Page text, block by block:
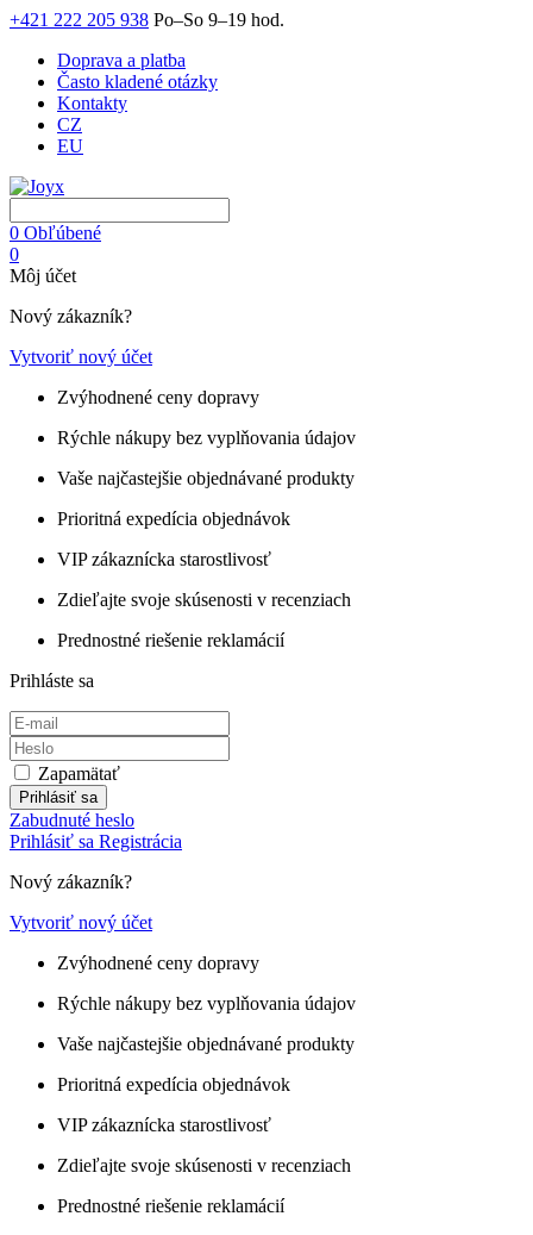
+421 222 205 938 Po–So 9–19 hod.
Doprava a platba
Často kladené otázky
Kontakty
CZ
EU
0 Obľúbené
0
Môj účet
Nový zákazník?
Vytvoriť nový účet
Zvýhodnené ceny dopravy
Rýchle nákupy bez vyplňovania údajov
Vaše najčastejšie objednávané produkty
Prioritná expedícia objednávok
VIP zákaznícka starostlivosť
Zdieľajte svoje skúsenosti v recenziach
Prednostné riešenie reklamácií
Prihláste sa
Zapamätať
Prihlásiť sa
Zabudnuté heslo
Prihlásiť sa Registrácia
Nový zákazník?
Vytvoriť nový účet
Zvýhodnené ceny dopravy
Rýchle nákupy bez vyplňovania údajov
Vaše najčastejšie objednávané produkty
Prioritná expedícia objednávok
VIP zákaznícka starostlivosť
Zdieľajte svoje skúsenosti v recenziach
Prednostné riešenie reklamácií